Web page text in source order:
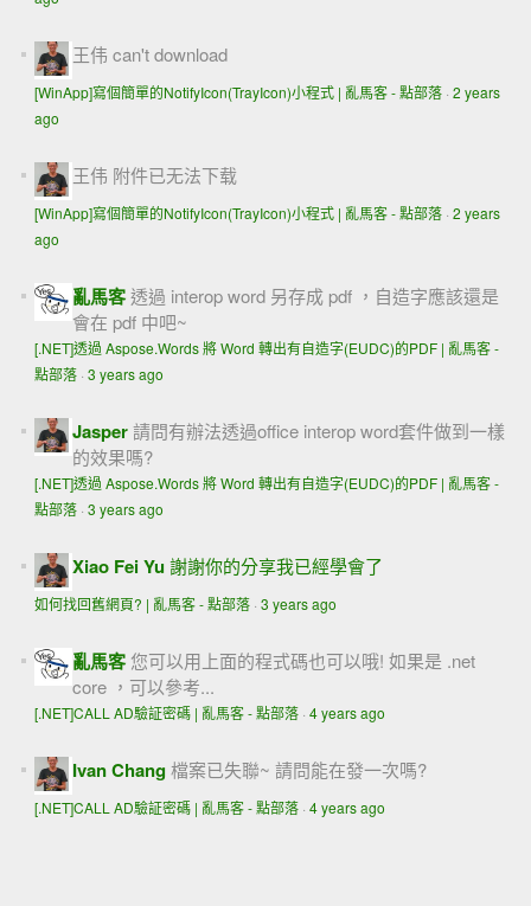
王伟 can't download
[WinApp]寫個簡單的NotifyIcon(TrayIcon)小程式 | 亂馬客 - 點部落· 2 years
ago
王伟 附件已无法下载
[WinApp]寫個簡單的NotifyIcon(TrayIcon)小程式 | 亂馬客 - 點部落· 2 years
ago
亂馬客透過 interop word 另存成 pdf ，自造字應該還是
會在 pdf 中吧~
[.NET]透過 Aspose.Words 將 Word 轉出有自造字(EUDC)的PDF | 亂馬客 -
點部落· 3 years ago
Jasper請問有辦法透過office interop word套件做到一樣
的效果嗎?
[.NET]透過 Aspose.Words 將 Word 轉出有自造字(EUDC)的PDF | 亂馬客 -
點部落· 3 years ago
Xiao Fei Yu謝謝你的分享我已經學會了
如何找回舊網頁? | 亂馬客 - 點部落· 3 years ago
亂馬客 您可以用上面的程式碼也可以哦! 如果是 .net
core ，可以參考...
[.NET]CALL AD驗証密碼 | 亂馬客 - 點部落· 4 years ago
Ivan Chang檔案已失聯~ 請問能在發一次嗎?
[.NET]CALL AD驗証密碼 | 亂馬客 - 點部落· 4 years ago